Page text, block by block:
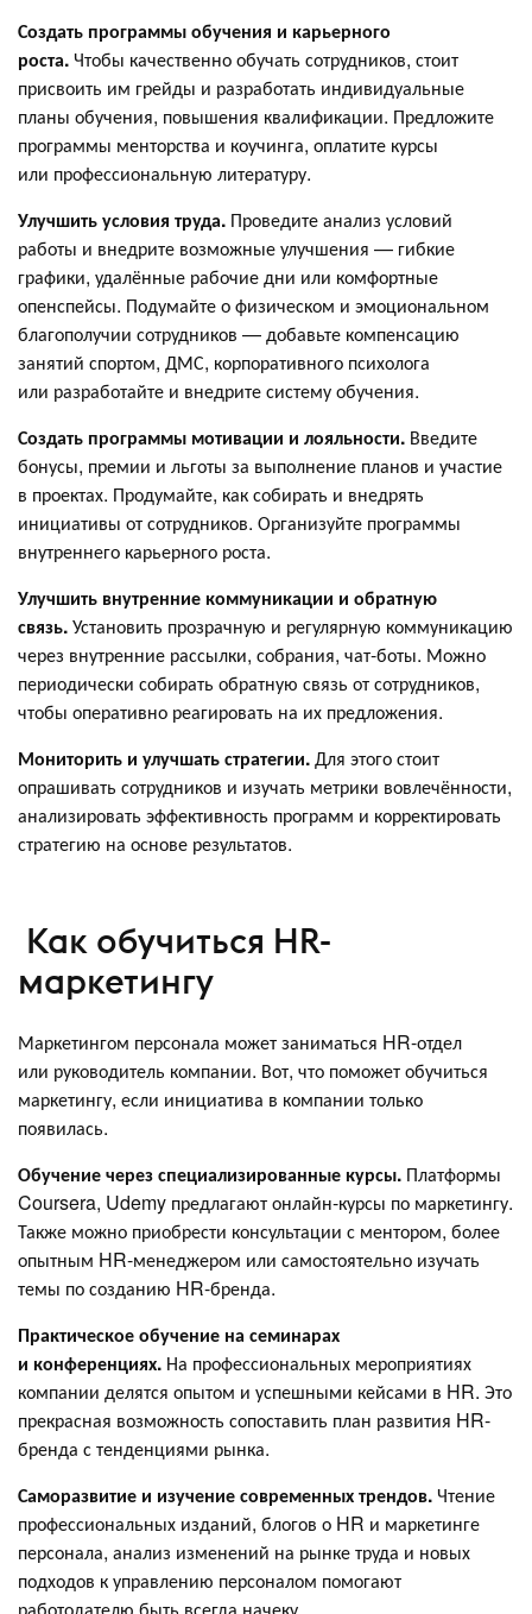
Создать программы обучения и карьерного
роста.Чтобы качественно обучать сотрудников, стоит
присвоить им грейды и разработать индивидуальные
планы обучения, повышения квалификации. Предложите
программы менторства и коучинга, оплатите курсы
или профессиональную литературу.
Улучшить условия труда. Проведите анализ условий
работы и внедрите возможные улучшения — гибкие
графики, удалённые рабочие дни или комфортные
опенспейсы. Подумайте о физическом и эмоциональном
благополучии сотрудников — добавьте компенсацию
занятий спортом, ДМС, корпоративного психолога
или разработайте и внедрите систему обучения.
Создать программы мотивации и лояльности. Введите
бонусы, премии и льготы за выполнение планов и участие
в проектах. Продумайте, как собирать и внедрять
инициативы от сотрудников. Организуйте программы
внутреннего карьерного роста.
Улучшить внутренние коммуникации и обратную
связь.Установить прозрачную и регулярную коммуникацию
через внутренние рассылки, собрания, чат-боты. Можно
периодически собирать обратную связь от сотрудников,
чтобы оперативно реагировать на их предложения.
Мониторить и улучшать стратегии.Для этого стоит
опрашивать сотрудников и изучать метрики вовлечённости,
анализировать эффективность программ и корректировать
стратегию на основе результатов.
Как обучиться HR-
маркетингу
Маркетингом персонала может заниматься HR-отдел
или руководитель компании. Вот, что поможет обучиться
маркетингу, если инициатива в компании только
появилась.
Обучение через специализированные курсы. Платформы
Coursera, Udemy предлагают онлайн-курсы по маркетингу.
Также можно приобрести консультации с ментором, более
опытным HR-менеджером или самостоятельно изучать
темы по созданию HR-бренда.
Практическое обучение на семинарах
и конференциях. На профессиональных мероприятиях
компании делятся опытом и успешными кейсами в HR. Это
прекрасная возможность сопоставить план развития HR-
бренда с тенденциями рынка.
Саморазвитие и изучение современных трендов.Чтение
профессиональных изданий, блогов о HR и маркетинге
персонала, анализ изменений на рынке труда и новых
подходов к управлению персоналом помогают